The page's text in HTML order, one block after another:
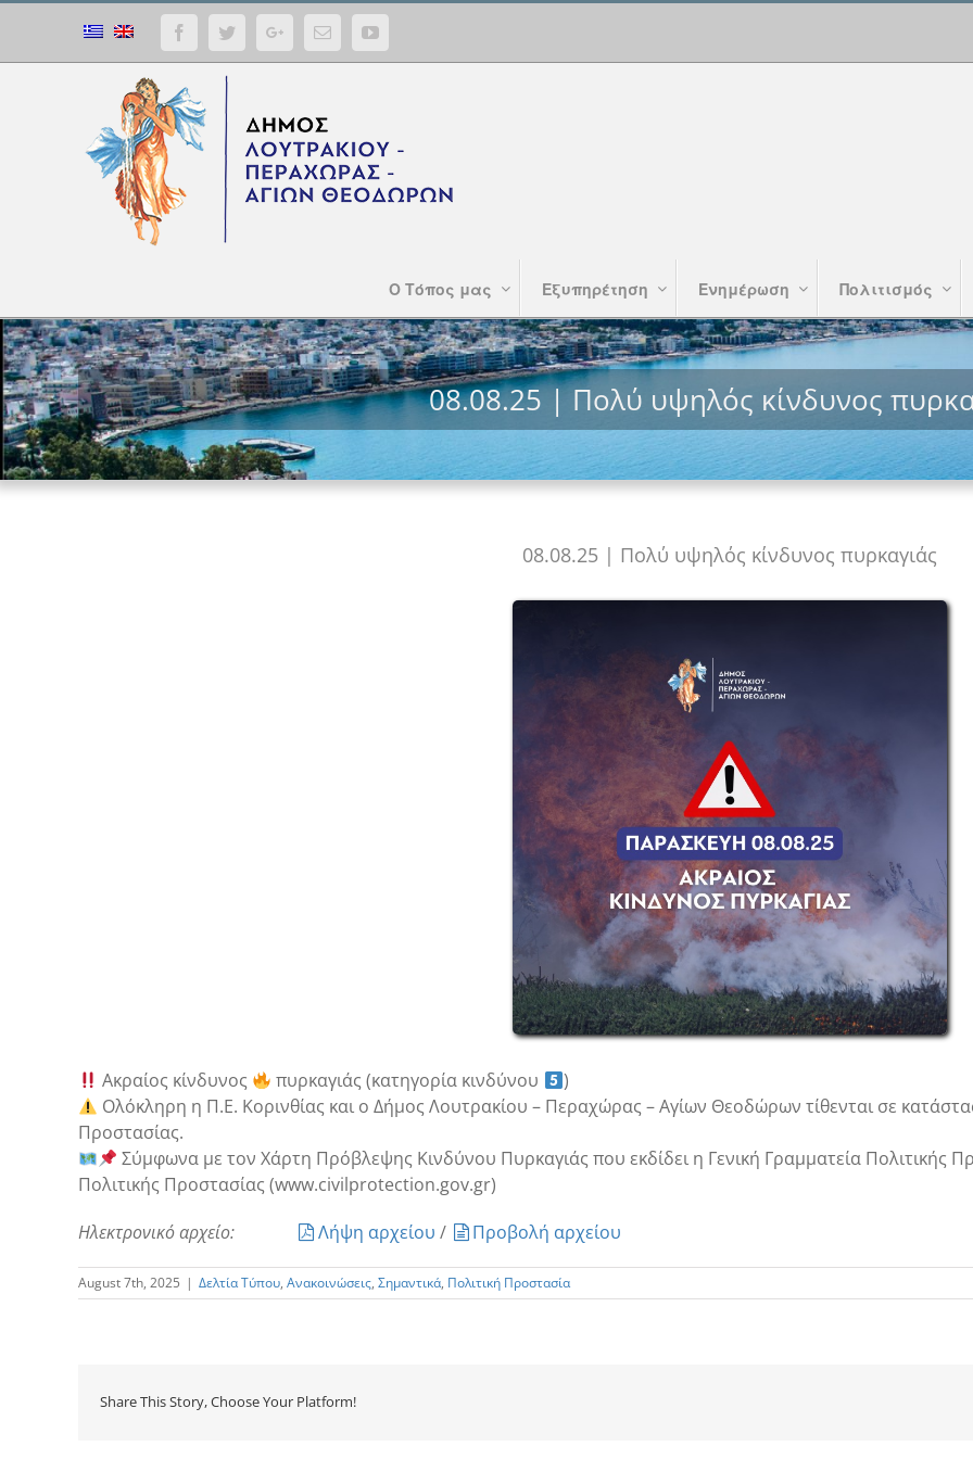
FacebookTwitterGoogle+Email YouTube
Ο Τόπος μας Εξυπηρέτηση Ενημέρωση Πολιτισμός
08.08.25 | Πολύ υψηλός κίνδυνος
08.08.25 | Πολύ υψηλός κίνδυνος πυρκαγιάς
View
Ακραίος κίνδυνος πυρκαγιάς (κατηγορία κινδύνου
)
Ολόκληρη η Π.Ε. Κορινθίας και ο Δήμος Λουτρακίου – Περαχώρας – Αγίων Θεοδώρων τίθενται σε
Προστασίας.
Σύμφωνα με τον Χάρτη Πρόβλεψης Κινδύνου Πυρκαγιάς που εκδίδει η Γενική Γραμματεία Πολιτικής
Πολιτικής Προστασίας (www.civilprotection.gov.gr)
Ηλεκτρονικό αρχείο:
Λήψη αρχείου / Προβολή αρχείου
August 7th, 2025 | Δελτία Τύπου, Ανακοινώσεις, Σημαντικά, Πολιτική Προστασία
Share This Story, Choose Your Platform!